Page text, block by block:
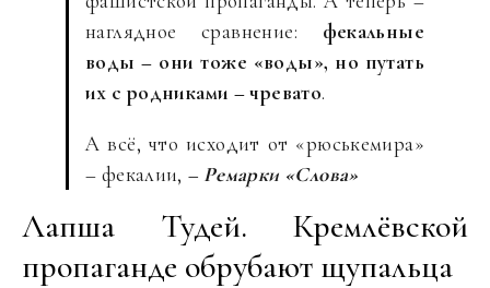
наглядное сравнение: фекальные
воды – они тоже «воды», но путать
их с родниками – чревато.
А всё, что исходит от «рюськемира»
– фекалии, – Ремарки «Слова»
Лапша Тудей. Кремлёвской
пропаганде обрубают щупальца